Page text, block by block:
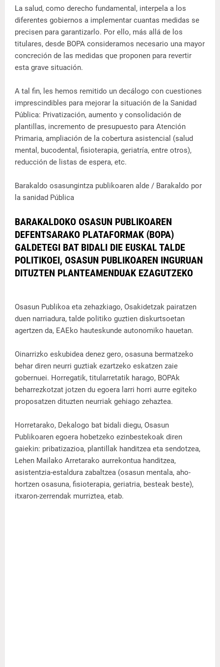
La salud, como derecho fundamental, interpela a los
diferentes gobiernos a implementar cuantas medidas se
precisen para garantizarlo. Por ello, más allá de los
titulares, desde BOPA consideramos necesario una mayor
concreción de las medidas que proponen para revertir
esta grave situación.
A tal fin, les hemos remitido un decálogo con cuestiones
imprescindibles para mejorar la situación de la Sanidad
Pública: Privatización, aumento y consolidación de
plantillas, incremento de presupuesto para Atención
Primaria, ampliación de la cobertura asistencial (salud
mental, bucodental, fisioterapia, geriatría, entre otros),
reducción de listas de espera, etc.
Barakaldo osasungintza publikoaren alde / Barakaldo por
la sanidad Pública
BARAKALDOKO OSASUN PUBLIKOAREN
DEFENTSARAKO PLATAFORMAK (BOPA)
GALDETEGI BAT BIDALI DIE EUSKAL TALDE
POLITIKOEI, OSASUN PUBLIKOAREN INGURUAN
DITUZTEN PLANTEAMENDUAK EZAGUTZEKO
Osasun Publikoa eta zehazkiago, Osakidetzak pairatzen
duen narriadura, talde politiko guztien diskurtsoetan
agertzen da, EAEko hauteskunde autonomiko hauetan.
Oinarrizko eskubidea denez gero, osasuna bermatzeko
behar diren neurri guztiak ezartzeko eskatzen zaie
gobernuei. Horregatik, titularretatik harago, BOPAk
beharrezkotzat jotzen du egoera larri horri aurre egiteko
proposatzen dituzten neurriak gehiago zehaztea.
Horretarako, Dekalogo bat bidali diegu, Osasun
Publikoaren egoera hobetzeko ezinbestekoak diren
gaiekin: pribatizazioa, plantillak handitzea eta sendotzea,
Lehen Mailako Arretarako aurrekontua handitzea,
asistentzia-estaldura zabaltzea (osasun mentala, aho-
hortzen osasuna, fisioterapia, geriatria, besteak beste),
itxaron-zerrendak murriztea, etab.